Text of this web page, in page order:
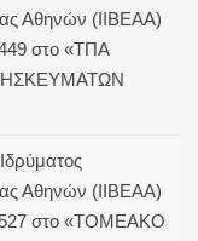
Αθηνών (ΙΙΒΕΑΑ)
στο «ΤΠΑ
Αθηνών (ΙΙΒΕΑΑ)
στο «ΤΟΜΕΑΚΟ